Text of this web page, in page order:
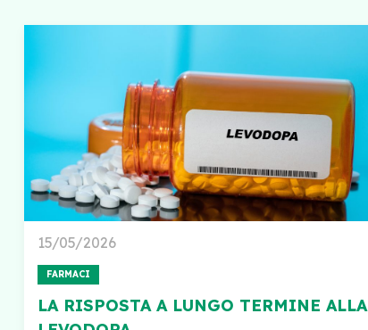
15/05/2026
FARMACI
LA RISPOSTA A LUNGO TERMINE ALLA